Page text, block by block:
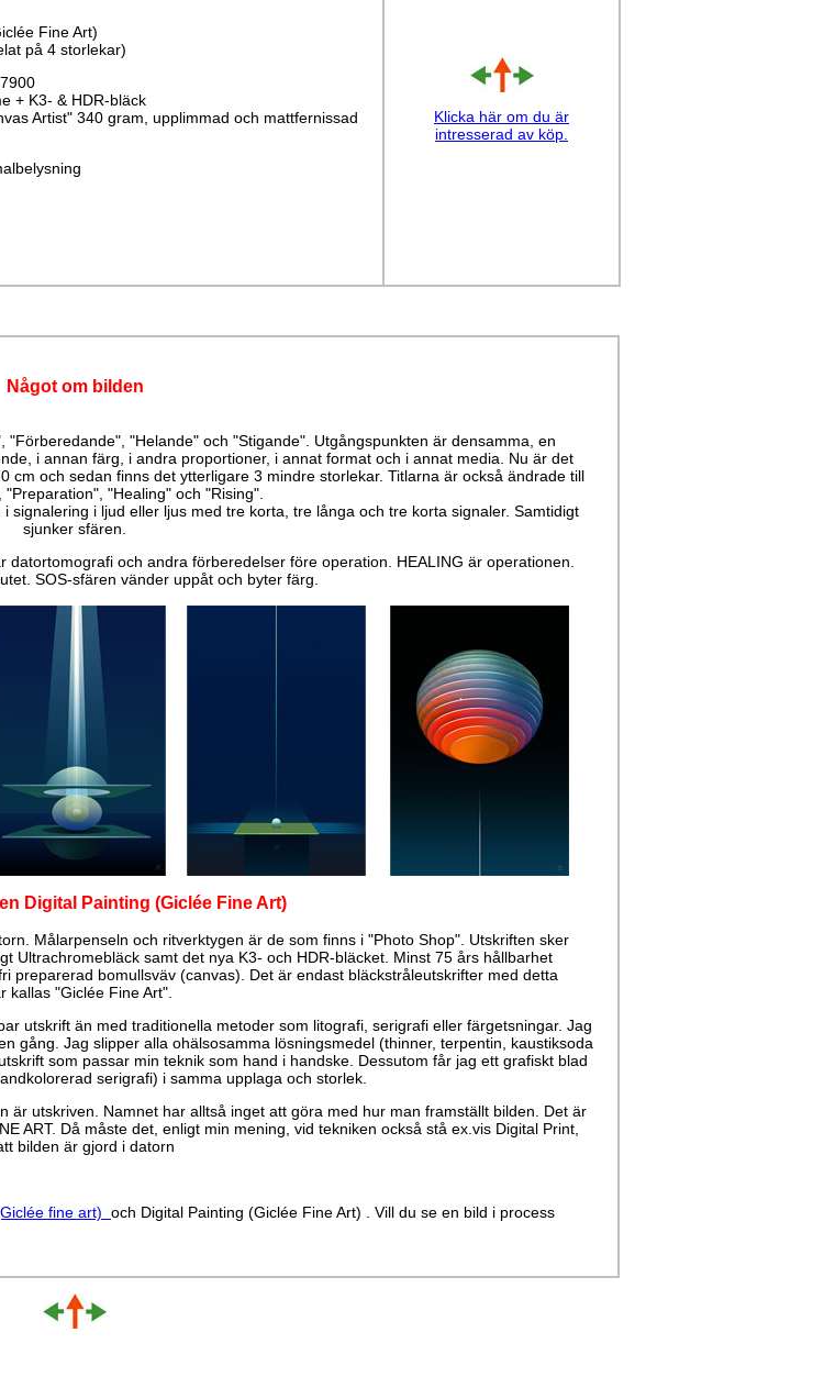
Fine Art)
på 4 storlekar)
+ K3- & HDR-bläck
Artist" 340 gram, upplimmad och mattfernissad
Klicka här om du är
intresserad av köp.
Något om bilden
"Helande" och "Stigande". Utgångspunkten är densamma, en
i annan färg, i andra proportioner, i annat format och i annat media. Nu är det
cm och sedan finns det ytterligare 3 mindre storlekar. Titlarna är också ändrade till
"Healing" och "Rising".
signalering i ljud eller ljus med tre korta, tre långa och tre korta signaler. Samtidigt
sjunker sfären.
datortomografi och andra förberedelser före operation. HEALING är operationen.
SOS-sfären vänder uppåt och byter färg.
Digital Painting (Giclée Fine Art)
Målarpenseln och ritverktygen är de som finns i "Photo Shop". Utskriften sker
Ultrachromebläck samt det nya K3- och HDR-bläcket. Minst 75 års hållbarhet
preparerad bomullsväv (canvas). Det är endast bläckstråleutskrifter med detta
"Giclée Fine Art".
utskrift än med traditionella metoder som litografi, serigrafi eller färgetsningar. Jag
gång. Jag slipper alla ohälsosamma lösningsmedel (thinner, terpentin, kaustiksoda
som passar min teknik som hand i handske. Dessutom får jag ett grafiskt blad
serigrafi) i samma upplaga och storlek.
är utskriven. Namnet har alltså inget att göra med hur man framställt bilden. Det är
ART. Då måste det, enligt min mening, vid tekniken också stå ex.vis Digital Print,
bilden är gjord i datorn
fine art) och Digital Painting (Giclée Fine Art) . Vill du se en bild i process